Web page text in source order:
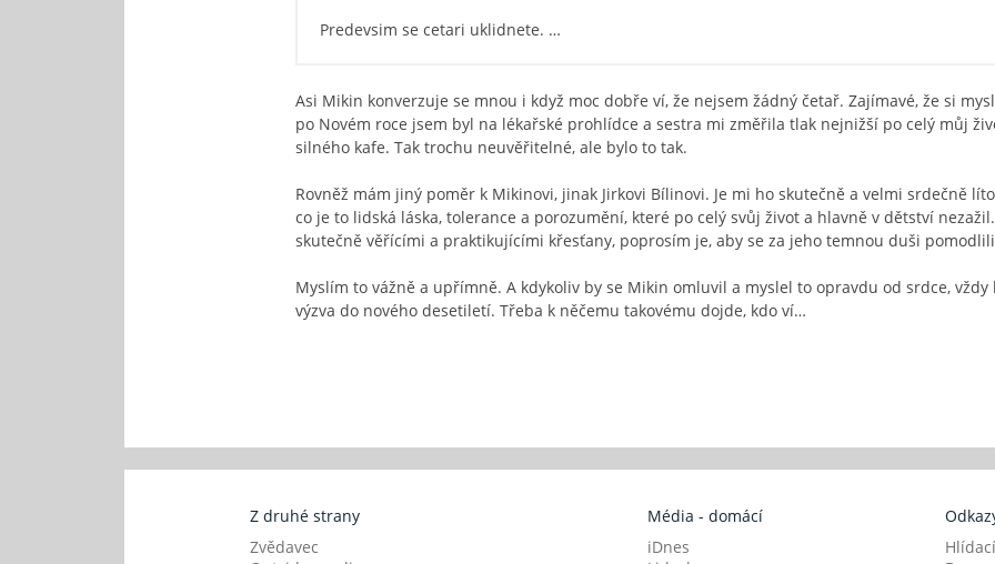
Predevsim se cetari uklidnete. …
Asi Mikin konverzuje se mnou i když moc dobře ví, že nejsem žádný četař. Zajímavé, že si
po Novém roce jsem byl na lékařské prohlídce a sestra mi změřila tlak nejnižší po celý můj
silného kafe. Tak trochu neuvěřitelné, ale bylo to tak.
Rovněž mám jiný poměr k Mikinovi, jinak Jirkovi Bílinovi. Je mi ho skutečně a velmi srdečně
co je to lidská láska, tolerance a porozumění, které po celý svůj život a hlavně v dětství
skutečně věřícími a praktikujícími křesťany, poprosím je, aby se za jeho temnou duši
Myslím to vážně a upřímně. A kdykoliv by se Mikin omluvil a myslel to opravdu od srdce,
výzva do nového desetiletí. Třeba k něčemu takovému dojde, kdo ví…
Z druhé strany
Zvědavec
Média - domácí
iDnes